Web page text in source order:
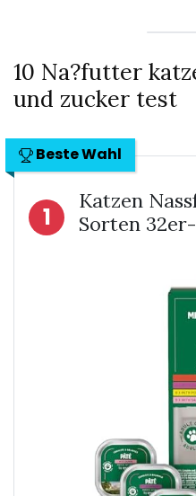
10 Na?futter
und zucker test
Beste Wahl
1
Katzen
Sorten